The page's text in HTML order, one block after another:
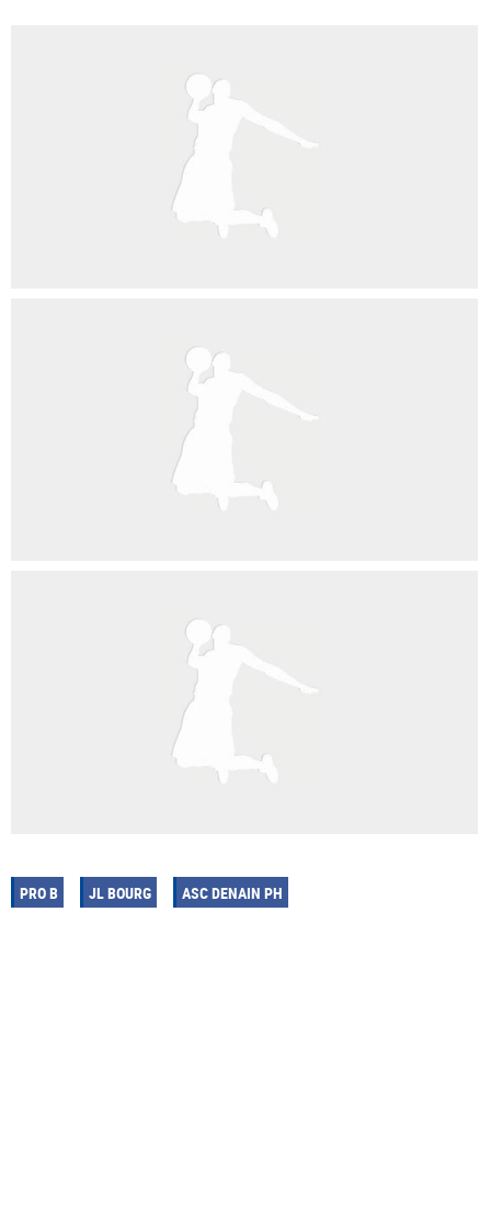
PRO B JL BOURG ASC DENAIN PH